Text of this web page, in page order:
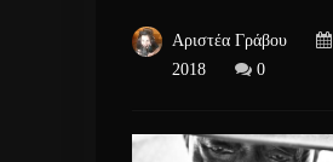
Αριστέα Γράβου
2018
0